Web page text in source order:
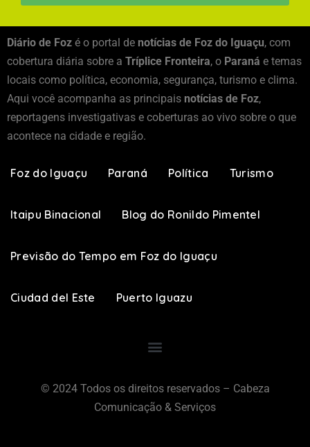
Diário de Foz é o portal de notícias de Foz do Iguaçu, com
cobertura diária sobre a Tríplice Fronteira, o Paraná e temas
locais como política, economia, segurança, turismo e clima.
Aqui você acompanha as principais notícias de Foz,
reportagens investigativas e coberturas ao vivo sobre o que
acontece na cidade e região.
Foz do Iguaçu Paraná Política Turismo
Itaipu Binacional Blog do Ronildo Pimentel
Previsão do Tempo em Foz do Iguaçu
Ciudad del Este Puerto Iguazu
© 2024 Todos os direitos reservados – Cabeza
Comunicação & Serviços​